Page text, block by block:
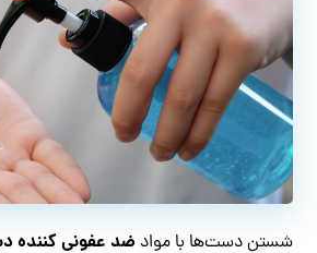
شستن دست‌ها با مواد ضد عفونی کننده